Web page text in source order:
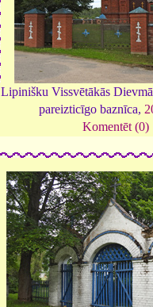
Lipinišku Vissvētākās
pareizticīgo baznīca,
Komentēt (0)